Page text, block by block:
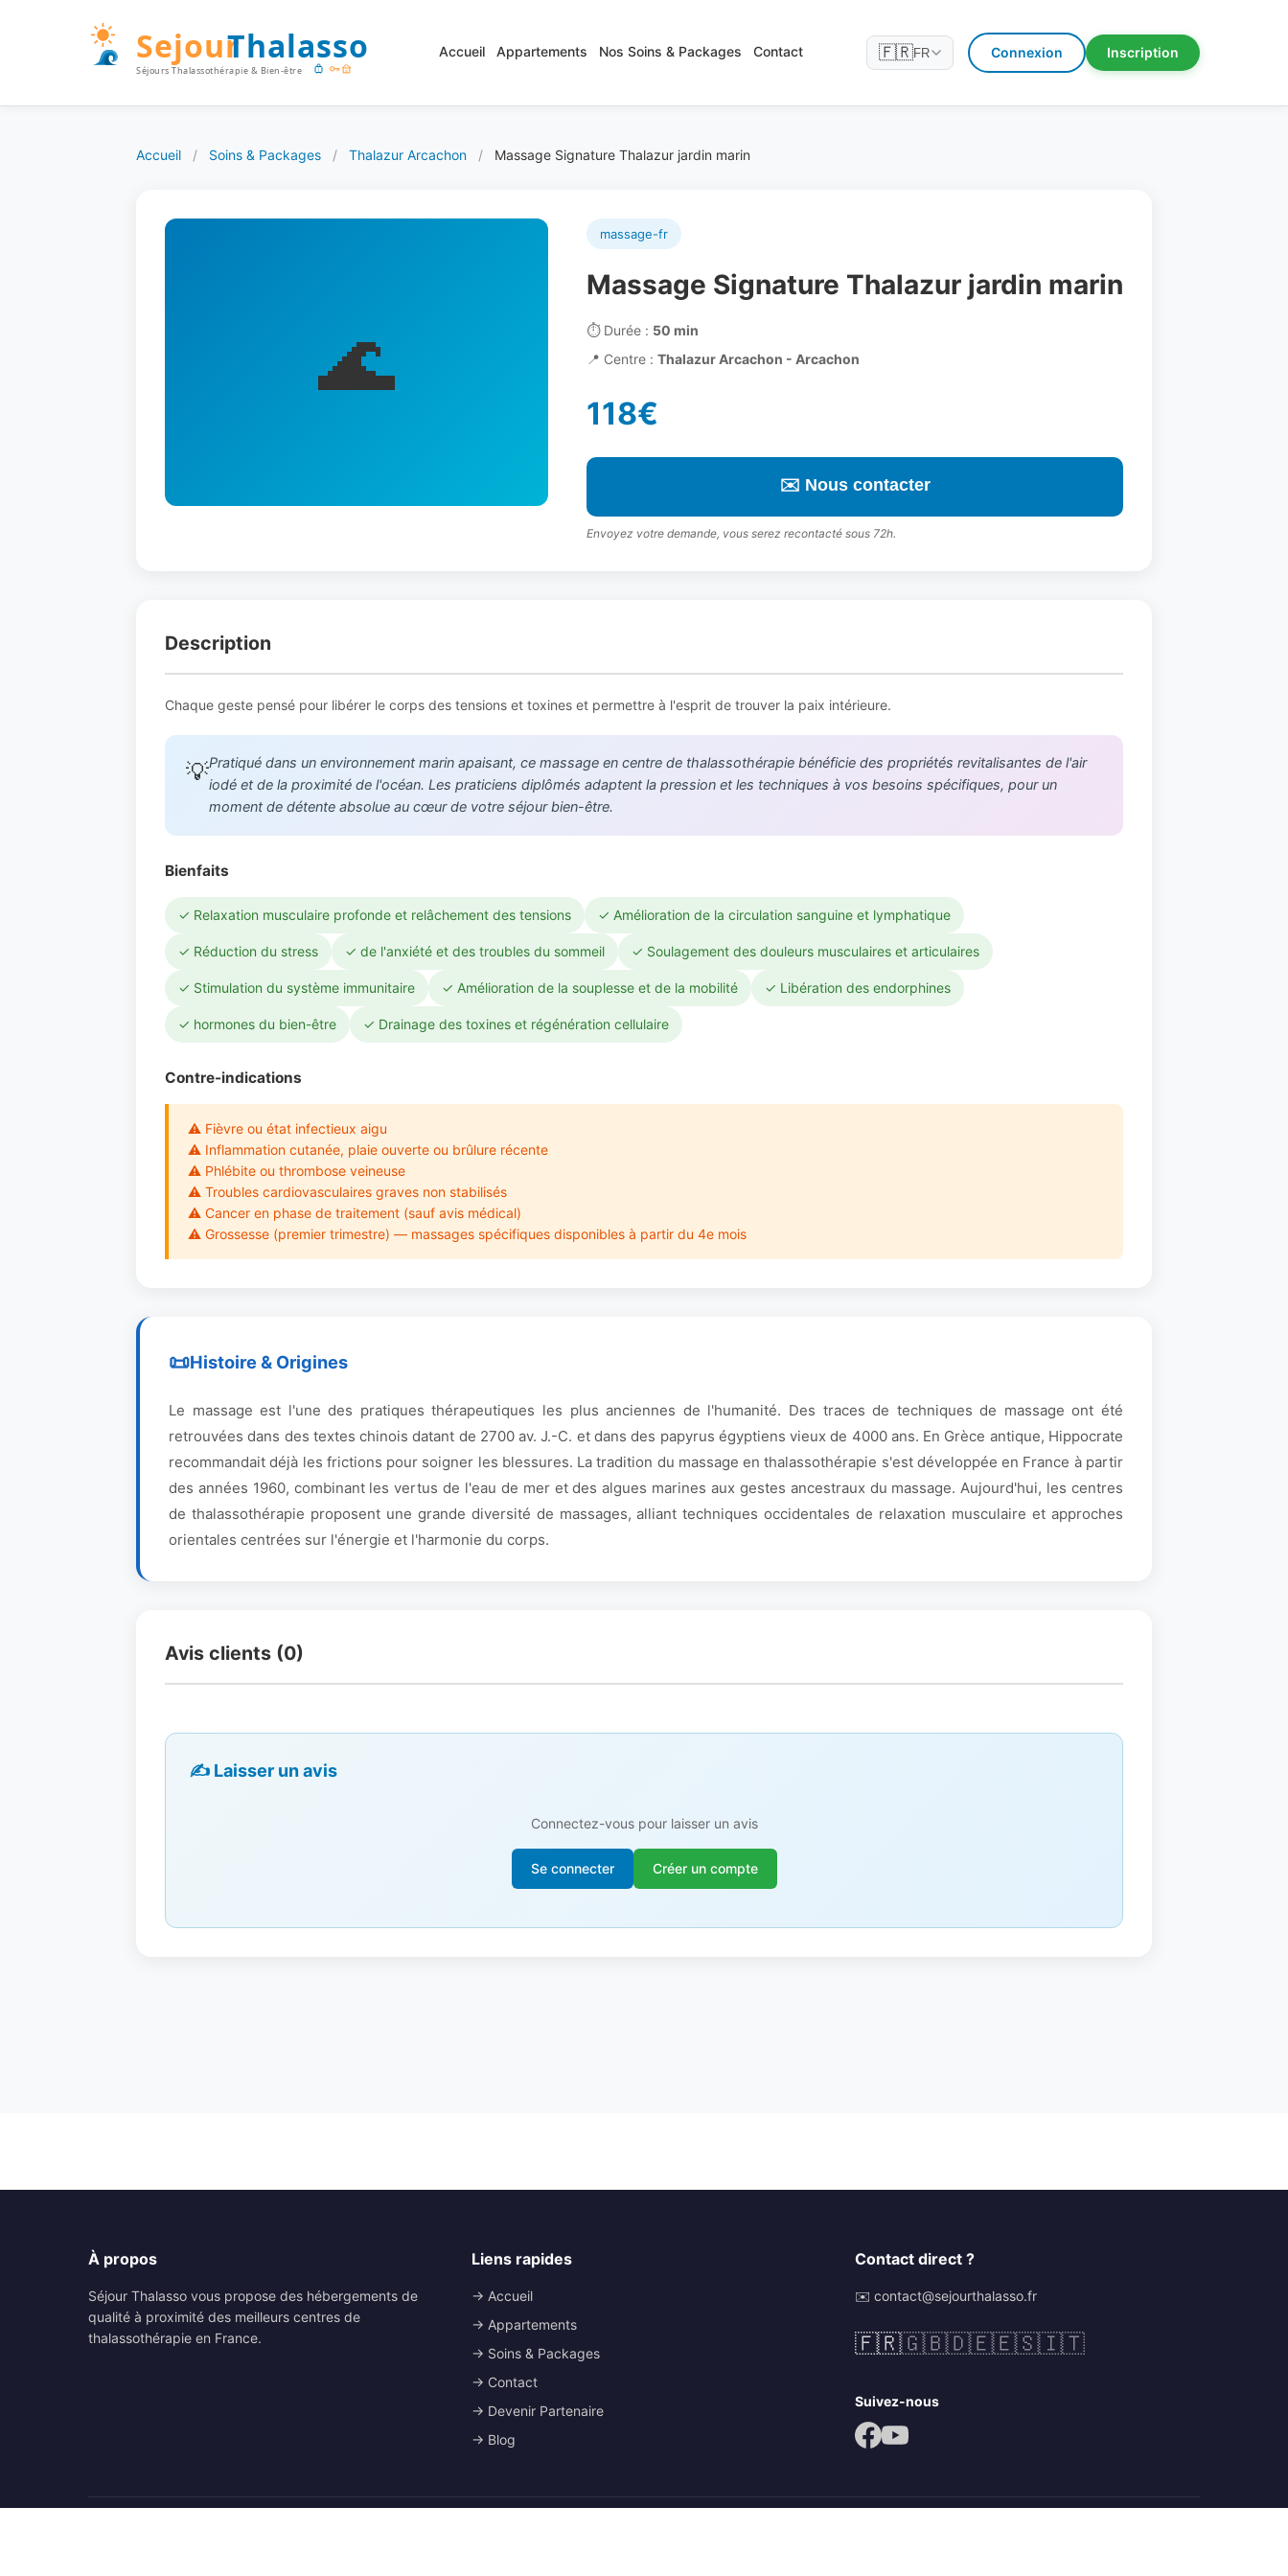
Accueil Appartements Nos Soins & Packages Contact 🇫🇷FR Connexion Inscription
Accueil / Soins & Packages / Thalazur Arcachon / Massage Signature Thalazur jardin marin
🌊
massage-fr
Massage Signature Thalazur jardin marin
⏱️Durée : 50 min
📍 Centre : Thalazur Arcachon - Arcachon
118€
✉️ Nous contacter
Envoyez votre demande, vous serez recontacté sous 72h.
Description
Chaque geste pensé pour libérer le corps des tensions et toxines et permettre à l'esprit de trouver la paix intérieure.
💡Pratiqué dans un environnement marin apaisant, ce massage en centre de thalassothérapie bénéficie des propriétés revitalisantes de l'air
iodé et de la proximité de l'océan. Les praticiens diplômés adaptent la pression et les techniques à vos besoins spécifiques, pour un
moment de détente absolue au cœur de votre séjour bien-être.
Bienfaits
✓ Relaxation musculaire profonde et relâchement des tensions ✓ Amélioration de la circulation sanguine et lymphatique
✓ Réduction du stress ✓ de l'anxiété et des troubles du sommeil ✓ Soulagement des douleurs musculaires et articulaires
✓ Stimulation du système immunitaire ✓ Amélioration de la souplesse et de la mobilité ✓ Libération des endorphines
✓ hormones du bien-être ✓ Drainage des toxines et régénération cellulaire
Contre-indications
⚠ Fièvre ou état infectieux aigu
⚠ Inflammation cutanée, plaie ouverte ou brûlure récente
⚠ Phlébite ou thrombose veineuse
⚠ Troubles cardiovasculaires graves non stabilisés
⚠ Cancer en phase de traitement (sauf avis médical)
⚠ Grossesse (premier trimestre) — massages spécifiques disponibles à partir du 4e mois
Histoire & Origines
Le massage est l'une des pratiques thérapeutiques les plus anciennes de l'humanité. Des traces de techniques de massage ont été
retrouvées dans des textes chinois datant de 2700 av. J.-C. et dans des papyrus égyptiens vieux de 4000 ans. En Grèce antique, Hippocrate
recommandait déjà les frictions pour soigner les blessures. La tradition du massage en thalassothérapie s'est développée en France à partir
des années 1960, combinant les vertus de l'eau de mer et des algues marines aux gestes ancestraux du massage. Aujourd'hui, les centres
de thalassothérapie proposent une grande diversité de massages, alliant techniques occidentales de relaxation musculaire et approches
orientales centrées sur l'énergie et l'harmonie du corps.
Avis clients (0)
✍️ Laisser un avis
Connectez-vous pour laisser un avis
Se connecter Créer un compte
À propos
Séjour Thalasso vous propose des hébergements de
qualité à proximité des meilleurs centres de
thalassothérapie en France.
Liens rapides
→ Accueil
→ Appartements
→ Soins & Packages
→ Contact
→ Devenir Partenaire
→ Blog
Contact direct ?
✉️ contact@sejourthalasso.fr
🇫🇷🇬🇧🇩🇪🇪🇸🇮🇹
Suivez-nous